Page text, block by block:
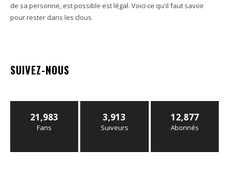
de sa personne, est possible est légal. Voici ce qu'il faut savoir
pour rester dans les clous.
SUIVEZ-NOUS
21,983
Fans
3,913
Suiveurs
12,877
Abonnés